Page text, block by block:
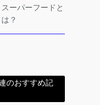
スーパーフードと
は？
のおすすめ記